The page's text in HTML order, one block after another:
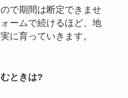
で期間は断定できませ
ームで続けるほど、地
に育っていきます。
ときは?